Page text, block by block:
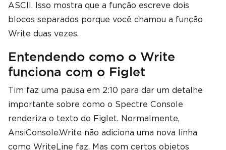
ASCII. Isso mostra que a função escreve dois
blocos separados porque você chamou a função
Write duas vezes.
Entendendo como o Write
funciona com o Figlet
Tim faz uma pausa em 2:10 para dar um detalhe
importante sobre como o Spectre Console
renderiza o texto do Figlet. Normalmente,
AnsiConsole.Write não adiciona uma nova linha
como WriteLine faz. Mas com certos objetos